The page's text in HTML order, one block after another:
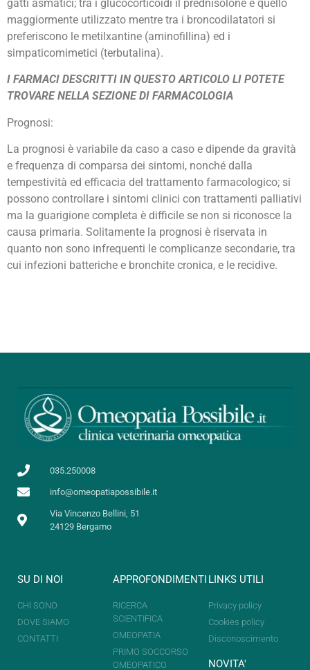
gatti asmatici; tra i glucocorticoidi il prednisolone è quello
maggiormente utilizzato mentre tra i broncodilatatori si
preferiscono le metilxantine (aminofillina) ed i
simpaticomimetici (terbutalina).
I FARMACI DESCRITTI IN QUESTO ARTICOLO LI POTETE
TROVARE NELLA SEZIONE DI FARMACOLOGIA
Prognosi:
La prognosi è variabile da caso a caso e dipende da gravità
e frequenza di comparsa dei sintomi, nonché dalla
tempestività ed efficacia del trattamento farmacologico; si
possono controllare i sintomi clinici con trattamenti palliativi
ma la guarigione completa è difficile se non si riconosce la
causa primaria. Solitamente la prognosi è riservata in
quanto non sono infrequenti le complicanze secondarie, tra
cui infezioni batteriche e bronchite cronica, e le recidive.
035.250008
info@omeopatiapossibile.it
Via Vincenzo Bellini, 51
24129 Bergamo
SU DI NOI
CHI SONO
DOVE SIAMO
CONTATTI
APPROFONDIMENTI
RICERCA
SCIENTIFICA
OMEOPATIA
PRIMO SOCCORSO
OMEOPATICO
LINKS UTILI
Privacy policy
Cookies policy
Disconoscimento
NOVITA'